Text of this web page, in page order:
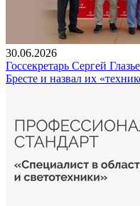
30.06.2026
Госсекретарь Сергей
Бресте и назвал их